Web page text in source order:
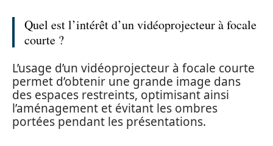
Quel est l’intérêt d’un vidéoprojecteur à focale
courte ?
L’usage d’un vidéoprojecteur à focale courte
permet d’obtenir une grande image dans
des espaces restreints, optimisant ainsi
l’aménagement et évitant les ombres
portées pendant les présentations.